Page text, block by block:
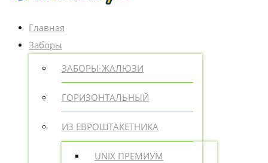
Главная
Заборы
ЗАБОРЫ-ЖАЛЮЗИ
ГОРИЗОНТАЛЬНЫЙ
ИЗ ЕВРОШТАКЕТНИКА
UNIX ПРЕМИУМ